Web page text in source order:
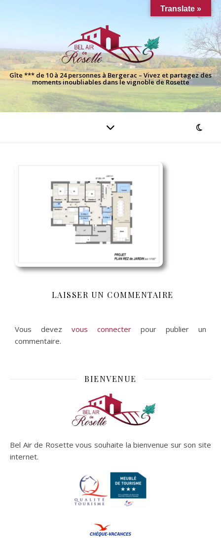
Gîte *** de 10 à 24 personnes à Bergerac – Vivez et partagez des
moments inoubliables dans le vignoble de Rosette
LAISSER UN COMMENTAIRE
Vous devez vous connecter pour publier un
commentaire.
BIENVENUE
Bel Air de Rosette vous souhaite la bienvenue sur son site
internet.
Translate »